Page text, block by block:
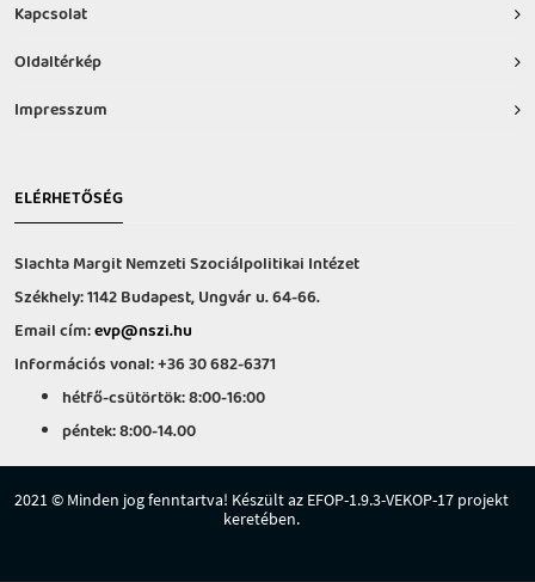
Kapcsolat
Oldaltérkép
Impresszum
ELÉRHETŐSÉG
Slachta Margit Nemzeti Szociálpolitikai Intézet
Székhely: 1142 Budapest, Ungvár u. 64-66.
Email cím:evp@nszi.hu
Információs vonal: +36 30 682-6371
hétfő-csütörtök: 8:00-16:00
péntek: 8:00-14.00
2021 © Minden jog fenntartva! Készült az EFOP-1.9.3-VEKOP-17 projekt
keretében.